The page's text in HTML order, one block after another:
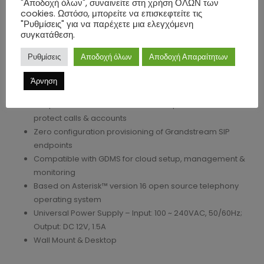
Automated NAT firewall traversal service facilitates
secure remote connections
Enhanced reliability with support for Hot Standby High-
Availability
1 USB 3.0 Port
1 SD Card Slot
Advanced security protection with secure boot
protect calls & accounts
Zero configuration provisioning of Grandstream SIP
endpoints
Compatible with GDMS for cloud setup, management &
monitoring
Based on Asterisk™ version 16 open source telephony
operating system
Universal Power Supply – Input: 100 ~ 240VAC, 50/60Hz;
Output: DC 12V, 1.5A
Wall Mount & Desktop
"Αποδοχή όλων", συναινείτε στη χρήση ΟΛΩΝ των
cookies. Ωστόσο, μπορείτε να επισκεφτείτε τις
"Ρυθμίσεις" για να παρέχετε μια ελεγχόμενη
συγκατάθεση.
Ρυθμίσεις Αποδοχή όλων Αποδοχή Απαραίτητων
Άρνηση